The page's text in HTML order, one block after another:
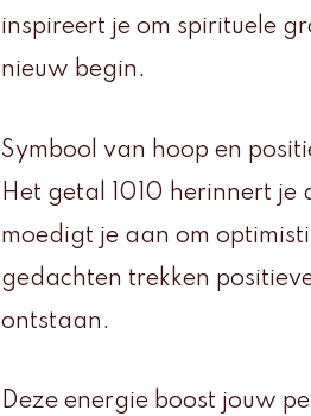
inspireert je om spirituele
nieuw begin.
Symbool van hoop en
Het getal 1010 herinnert
moedigt je aan om
gedachten trekken
ontstaan.
Deze energie boost jouw